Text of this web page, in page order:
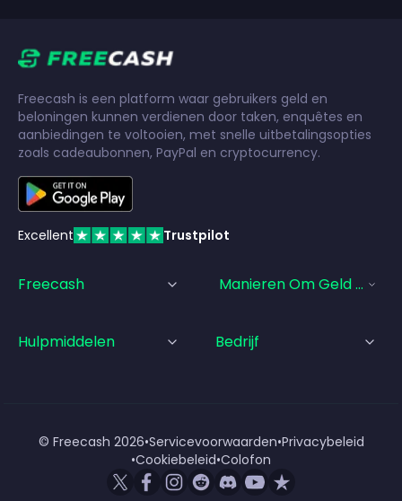
Freecash is een platform waar gebruikers geld en
beloningen kunnen verdienen door taken, enquêtes en
aanbiedingen te voltooien, met snelle uitbetalingsopties
zoals cadeaubonnen, PayPal en cryptocurrency.
Excellent Trustpilot
Freecash Manieren Om Geld Te
Hulpmiddelen Bedrijf
© Freecash 2026•Servicevoorwaarden•Privacybeleid
•Cookiebeleid•Colofon